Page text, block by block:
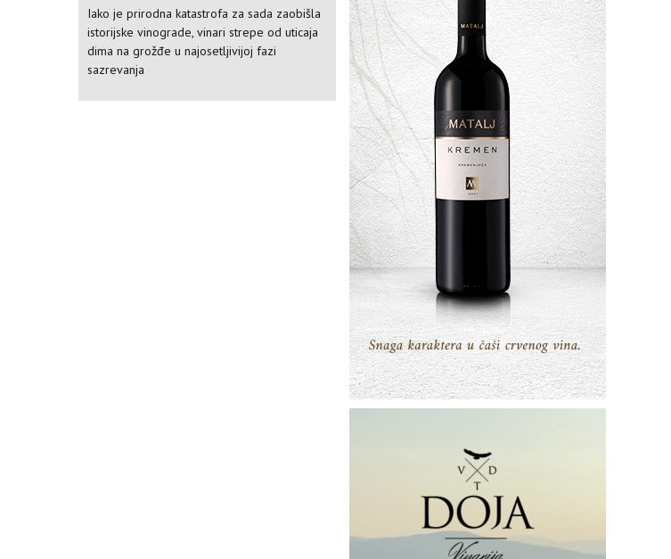
Iako je prirodna katastrofa za sada zaobišla
istorijske vinograde, vinari strepe od uticaja
dima na grožđe u najosetljivijoj fazi
sazrevanja